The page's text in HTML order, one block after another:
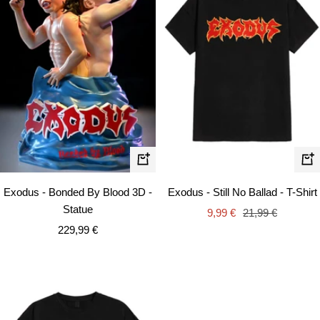
In
den
Exodus - Bonded By Blood 3D -
Statue
Angebotspreis
229,99 €
Exodus - Still No Ballad - T-Shirt
Angebotspreis
9,99 € Regulärer
21,99 €